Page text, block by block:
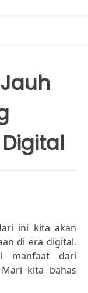
ini kita akan
di era digital.
manfaat dari
kita bahas